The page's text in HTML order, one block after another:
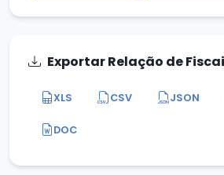
Exportar Relação de
XLS CSV JSON
DOC